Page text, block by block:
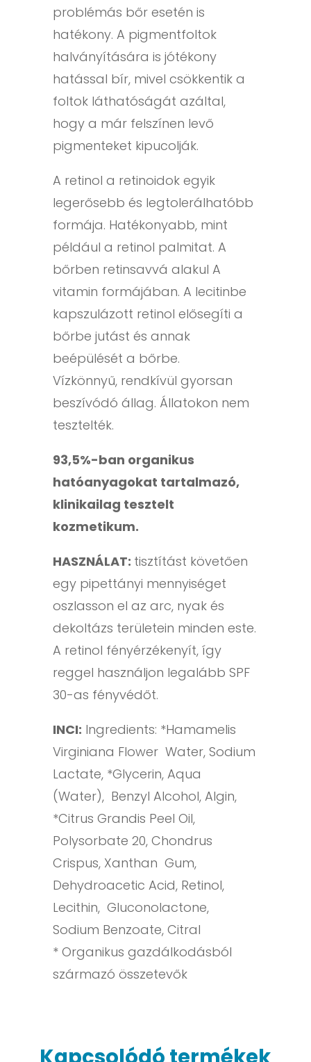
problémás bőr esetén is
hatékony. A pigmentfoltok
halványítására is jótékony
hatással bír, mivel csökkentik a
foltok láthatóságát azáltal,
hogy a már felszínen levő
pigmenteket kipucolják.
A retinol a retinoidok egyik
legerősebb és legtolerálhatóbb
formája. Hatékonyabb, mint
például a retinol palmitat. A
bőrben retinsavvá alakul A
vitamin formájában. A lecitinbe
kapszulázott retinol elősegíti a
bőrbe jutást és annak
beépülését a bőrbe.
Vízkönnyű, rendkívül gyorsan
beszívódó állag. Állatokon nem
tesztelték.
93,5%-ban organikus
hatóanyagokat tartalmazó,
klinikailag tesztelt
kozmetikum.
HASZNÁLAT: tisztítást követően
egy pipettányi mennyiséget
oszlasson el az arc, nyak és
dekoltázs területein minden este.
A retinol fényérzékenyít, így
reggel használjon legalább SPF
30-as fényvédőt.
INCI: Ingredients: *Hamamelis
Virginiana Flower Water, Sodium
Lactate, *Glycerin, Aqua
(Water), Benzyl Alcohol, Algin,
*Citrus Grandis Peel Oil,
Polysorbate 20, Chondrus
Crispus, Xanthan Gum,
Dehydroacetic Acid, Retinol,
Lecithin, Gluconolactone,
Sodium Benzoate, Citral
* Organikus gazdálkodásból
származó összetevők